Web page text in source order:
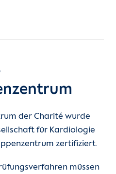
der Charité wurde
für Kardiologie
zertifiziert.
müssen